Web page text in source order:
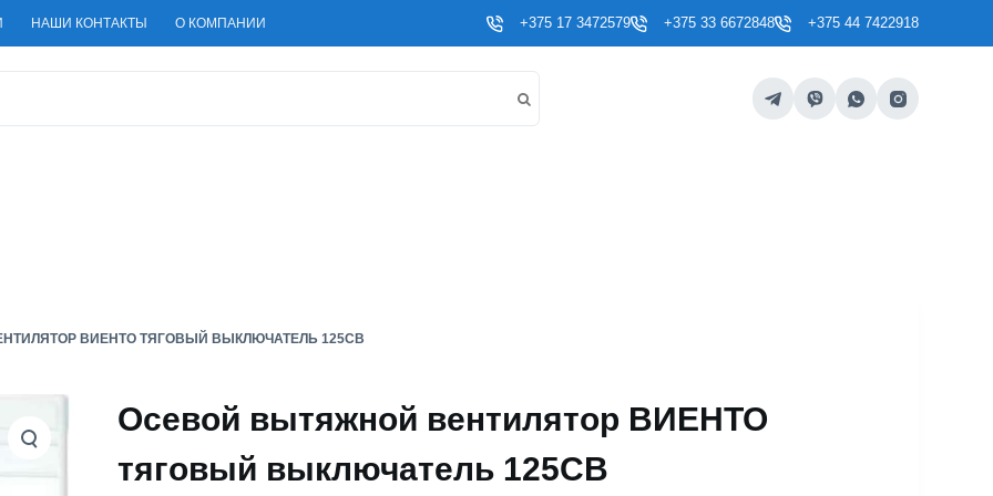
НАШИ КОНТАКТЫ О КОМПАНИИ +375 17 3472579 +375 33 6672848 +375 44 7422918
ВИЕНТО ТЯГОВЫЙ ВЫКЛЮЧАТЕЛЬ 125СВ
Осевой вытяжной вентилятор ВИЕНТО
тяговый выключатель 125СВ